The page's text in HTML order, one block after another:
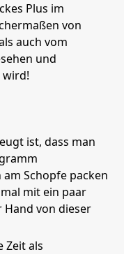
Plus im
von
auch vom
und
wird!
ist, dass man
Schopfe packen
mit ein paar
von dieser
Zeit als